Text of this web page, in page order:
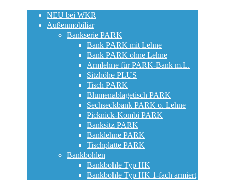
NEU bei WKR
Außenmobiliar
Bankserie PARK
Bank PARK mit Lehne
Bank PARK ohne Lehne
Armlehne für PARK-Bank m.L.
Sitzhöhe PLUS
Tisch PARK
Blumenablagetisch PARK
Sechseckbank PARK o. Lehne
Picknick-Kombi PARK
Banksitz PARK
Banklehne PARK
Tischplatte PARK
Bankbohlen
Bankbohle Typ HK
Bankbohle Typ HK 1-fach armiert